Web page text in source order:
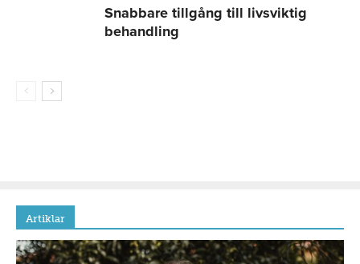
Snabbare tillgång till livsviktig
behandling
Artiklar